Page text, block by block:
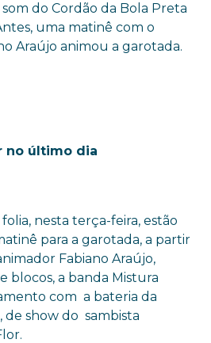
do Cordão da Bola Preta
uma matinê com o
Araújo animou a garotada.
no último dia
nesta terça-feira, estão
para a garotada, a partir
Fabiano Araújo,
blocos, a banda Mistura
com a bateria da
de show do sambista